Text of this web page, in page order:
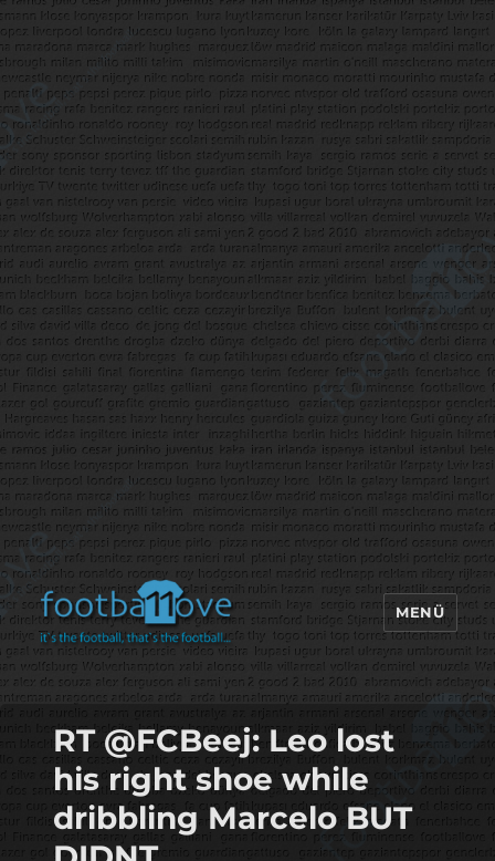
footbaLLove
MENÜ
RT @FCBeej: Leo lost
his right shoe while
dribbling Marcelo BUT